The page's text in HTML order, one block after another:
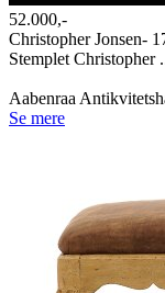
52.000,-
Christopher Jonsen-
Stemplet Christopher
Aabenraa
Se mere